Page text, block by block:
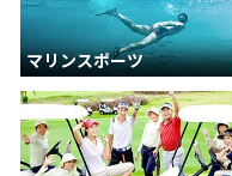
マリンスポーツ